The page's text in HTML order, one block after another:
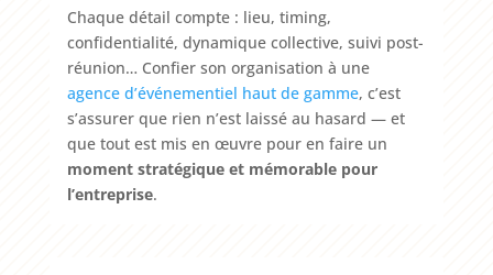
Chaque détail compte : lieu, timing,
confidentialité, dynamique collective, suivi post-
réunion… Confier son organisation à une
agence d’événementiel haut de gamme, c’est
s’assurer que rien n’est laissé au hasard — et
que tout est mis en œuvre pour en faire un
moment stratégique et mémorable pour
l’entreprise.